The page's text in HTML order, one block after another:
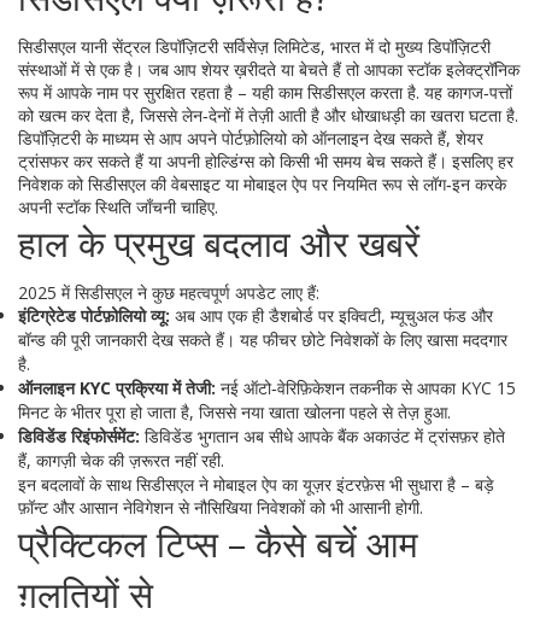
सिडीसएल यानी सेंट्रल डिपॉज़िटरी सर्विसेज़ लिमिटेड, भारत में दो मुख्य डिपॉज़िटरी
संस्थाओं में से एक है। जब आप शेयर ख़रीदते या बेचते हैं तो आपका स्टॉक इलेक्ट्रॉनिक
रूप में आपके नाम पर सुरक्षित रहता है – यही काम सिडीसएल करता है. यह कागज‑पत्तों
को खत्म कर देता है, जिससे लेन‑देनों में तेज़ी आती है और धोखाधड़ी का खतरा घटता है.
डिपॉज़िटरी के माध्यम से आप अपने पोर्टफ़ोलियो को ऑनलाइन देख सकते हैं, शेयर
ट्रांसफर कर सकते हैं या अपनी होल्डिंग्स को किसी भी समय बेच सकते हैं। इसलिए हर
निवेशक को सिडीसएल की वेबसाइट या मोबाइल ऐप पर नियमित रूप से लॉग‑इन करके
अपनी स्टॉक स्थिति जाँचनी चाहिए.
हाल के प्रमुख बदलाव और खबरें
2025 में सिडीसएल ने कुछ महत्वपूर्ण अपडेट लाए हैं:
इंटिग्रेटेड पोर्टफ़ोलियो व्यू: अब आप एक ही डैशबोर्ड पर इक्विटी, म्यूचुअल फंड और
बॉन्ड की पूरी जानकारी देख सकते हैं। यह फीचर छोटे निवेशकों के लिए खासा मददगार
है.
ऑनलाइन KYC प्रक्रिया में तेजी: नई ऑटो‑वेरिफ़िकेशन तकनीक से आपका KYC 15
मिनट के भीतर पूरा हो जाता है, जिससे नया खाता खोलना पहले से तेज़ हुआ.
डिविडेंड रिइंफोर्समेंट: डिविडेंड भुगतान अब सीधे आपके बैंक अकाउंट में ट्रांसफ़र होते
हैं, कागज़ी चेक की ज़रूरत नहीं रही.
इन बदलावों के साथ सिडीसएल ने मोबाइल ऐप का यूज़र इंटरफ़ेस भी सुधारा है – बड़े
फ़ॉन्ट और आसान नेविगेशन से नौसिखिया निवेशकों को भी आसानी होगी.
प्रैक्टिकल टिप्स – कैसे बचें आम
ग़लतियों से